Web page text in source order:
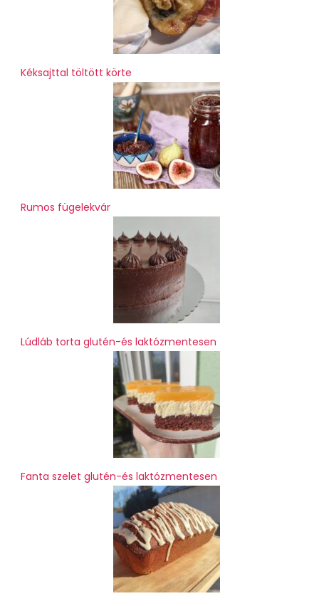
Kéksajttal töltött körte
Rumos fügelekvár
Lúdláb torta glutén-és laktózmentesen
Fanta szelet glutén-és laktózmentesen